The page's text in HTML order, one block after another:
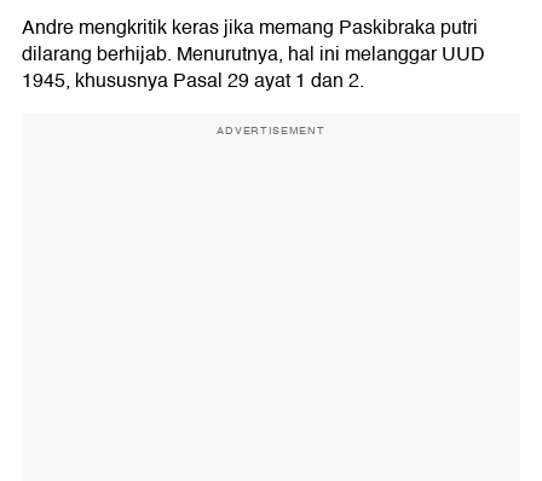
Andre mengkritik keras jika memang Paskibraka putri
dilarang berhijab. Menurutnya, hal ini melanggar UUD
1945, khususnya Pasal 29 ayat 1 dan 2.
ADVERTISEMENT